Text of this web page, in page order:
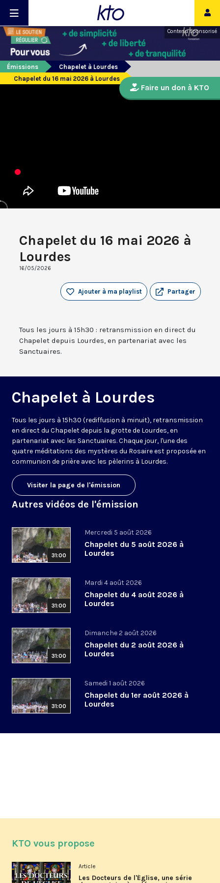
Contenu sponsorisé
Émissions
Chapelet à Lourdes
Chapelet du 16 mai 2026 à Lourdes
Chapelet du 16 mai 2026 à
Lourdes
16/05/2026
Partager
Ajouter à ma playlist
Tous les jours à 15h30 : retransmission en direct du
Chapelet depuis Lourdes, en partenariat avec les
Sanctuaires.
Chapelet à Lourdes
Tous les jours à 15h30 (rediffusion à minuit), retransmission
en direct du Chapelet depuis la grotte de Lourdes, en
partenariat avec les Sanctuaires. Chaque jour, l'une des
quatre méditations des mystères du Rosaire est proposée en
communion de prière avec les pèlerins à Lourdes.
Visiter la page de l'émission
Autres vidéos de l'émission
31:00
Mercredi 5 août 2026
Chapelet du 5 août 2026 à
Lourdes
31:00
Mardi 4 août 2026
Chapelet du 4 août 2026 à
Lourdes
31:00
Dimanche 2 août 2026
Chapelet du 2 août 2026 à
Lourdes
31:00
Samedi 1 août 2026
Chapelet du 1er août 2026 à
Lourdes
Faire un don à KTO
KTO vous propose
Article
Les Docteurs de l'Église, une série